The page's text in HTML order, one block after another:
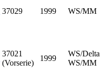
37029 1999 WS/MM
37021
(Vorserie)
1999
WS/Delta
WS/MM